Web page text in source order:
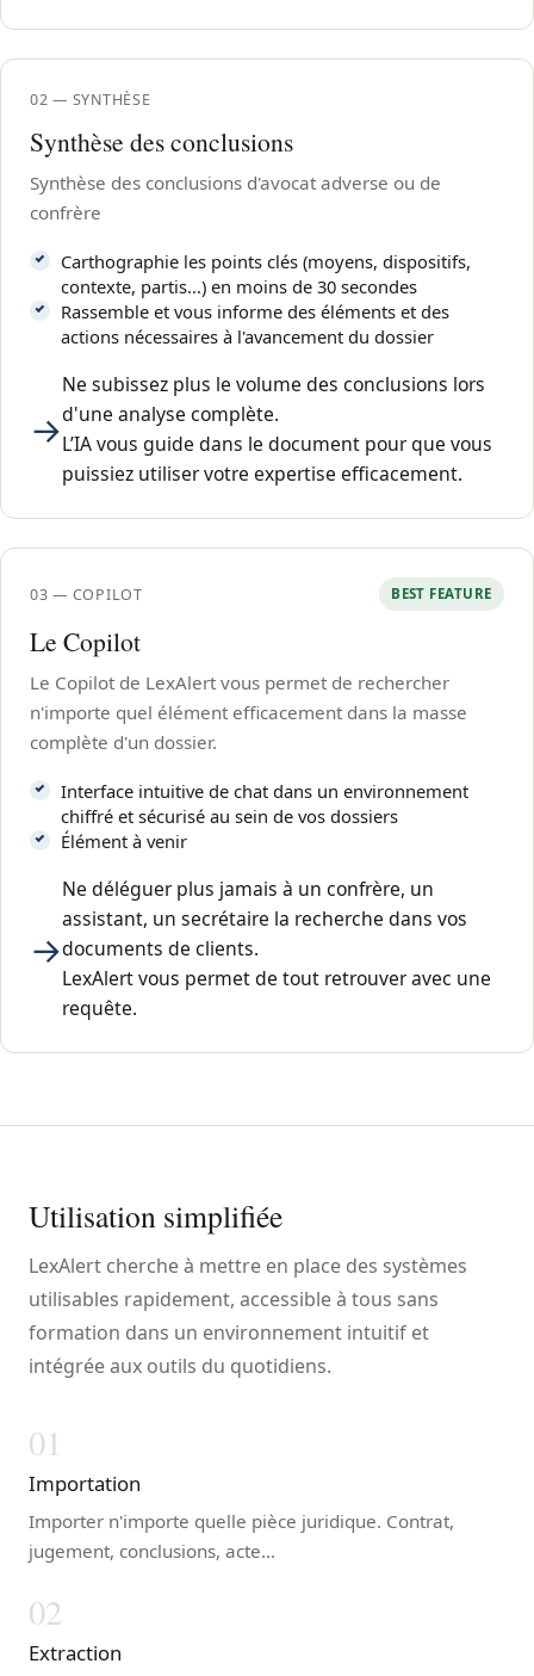
02 — SYNTHÈSE
Synthèse des conclusions
Synthèse des conclusions d'avocat adverse ou de
confrère
Carthographie les points clés (moyens, dispositifs,
contexte, partis...) en moins de 30 secondes
Rassemble et vous informe des éléments et des
actions nécessaires à l'avancement du dossier
→
Ne subissez plus le volume des conclusions lors
d'une analyse complète.
L’IA vous guide dans le document pour que vous
puissiez utiliser votre expertise efficacement.
03 — COPILOT BEST FEATURE
Le Copilot
Le Copilot de LexAlert vous permet de rechercher
n'importe quel élément efficacement dans la masse
complète d'un dossier.
Interface intuitive de chat dans un environnement
chiffré et sécurisé au sein de vos dossiers
Élément à venir
→
Ne déléguer plus jamais à un confrère, un
assistant, un secrétaire la recherche dans vos
documents de clients.
LexAlert vous permet de tout retrouver avec une
requête.
Utilisation simplifiée
LexAlert cherche à mettre en place des systèmes
utilisables rapidement, accessible à tous sans
formation dans un environnement intuitif et
intégrée aux outils du quotidiens.
01
Importation
Importer n'importe quelle pièce juridique. Contrat,
jugement, conclusions, acte...
02
Extraction